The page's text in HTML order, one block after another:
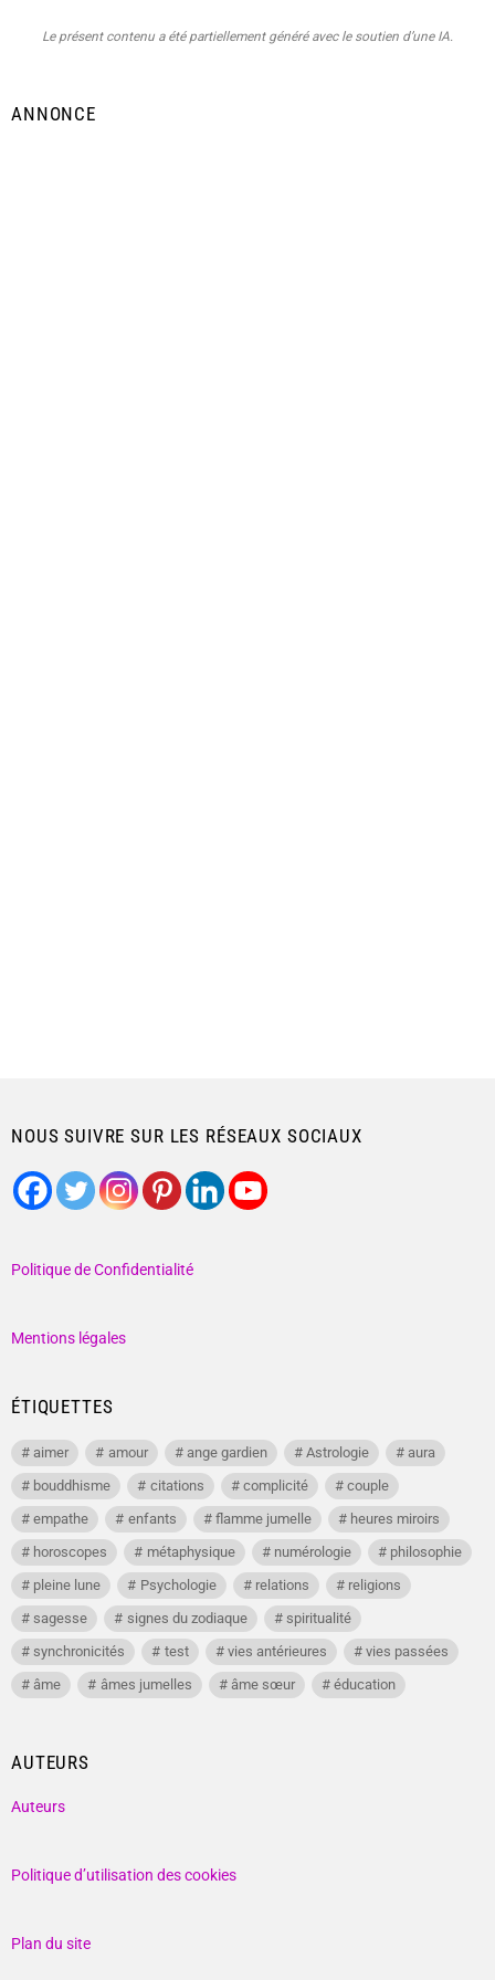
Le présent contenu a été partiellement généré avec le soutien d’une IA.
ANNONCE
NOUS SUIVRE SUR LES RÉSEAUX SOCIAUX
Politique de Confidentialité
Mentions légales
ÉTIQUETTES
aimer amour ange gardien Astrologie
aura
bouddhisme
citations complicité
couple
empathe
enfants flamme jumelle
heures miroirs
horoscopes
métaphysique numérologie
philosophie
pleine lune
Psychologie relations
religions
sagesse
signes du zodiaque
spiritualité
synchronicités
test vies antérieures
vies passées
âme
âmes jumelles âme sœur éducation
AUTEURS
Auteurs
Politique d’utilisation des cookies
Plan du site